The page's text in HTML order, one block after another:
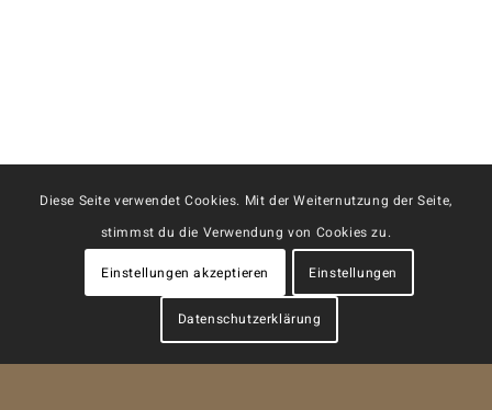
Diese Seite verwendet Cookies. Mit der Weiternutzung der Seite,
stimmst du die Verwendung von Cookies zu.
Einstellungen akzeptieren Einstellungen
Datenschutzerklärung